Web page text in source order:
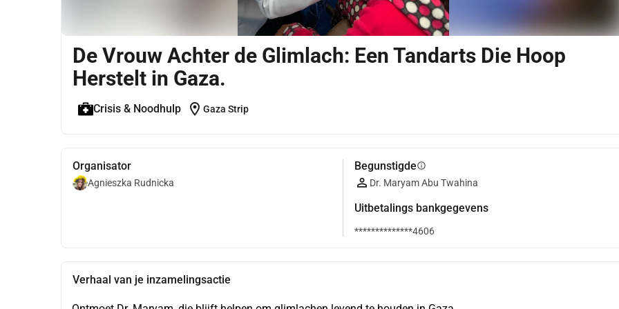
De Vrouw Achter de Glimlach: Een Tandarts Die Hoop
Herstelt in Gaza.
Crisis & Noodhulp location_on Gaza Strip
Organisator
Agnieszka Rudnicka
Begunstigdeinfo
Dr. Maryam Abu Twahina
Uitbetalings bankgegevens
**************4606
Verhaal van je inzamelingsactie